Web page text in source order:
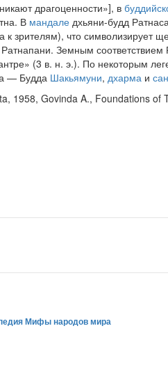
драгоценности»], в
В мандале дхьяни-будд
зрителям), что символизирует
Ратнапани. Земным
(3 в. н. э.). По некоторым
— Будда Шакьямуни, дхарма и
1958, Govinda A., Foundations of
Мифы народов мира